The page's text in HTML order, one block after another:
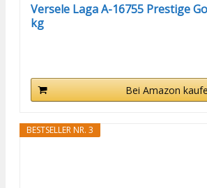
Versele Laga A-16755 Prestige
kg
Bei Amazon
BESTSELLER NR. 3